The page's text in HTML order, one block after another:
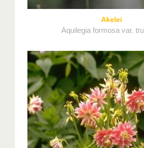
Akelei
Aquilegia formosa var.